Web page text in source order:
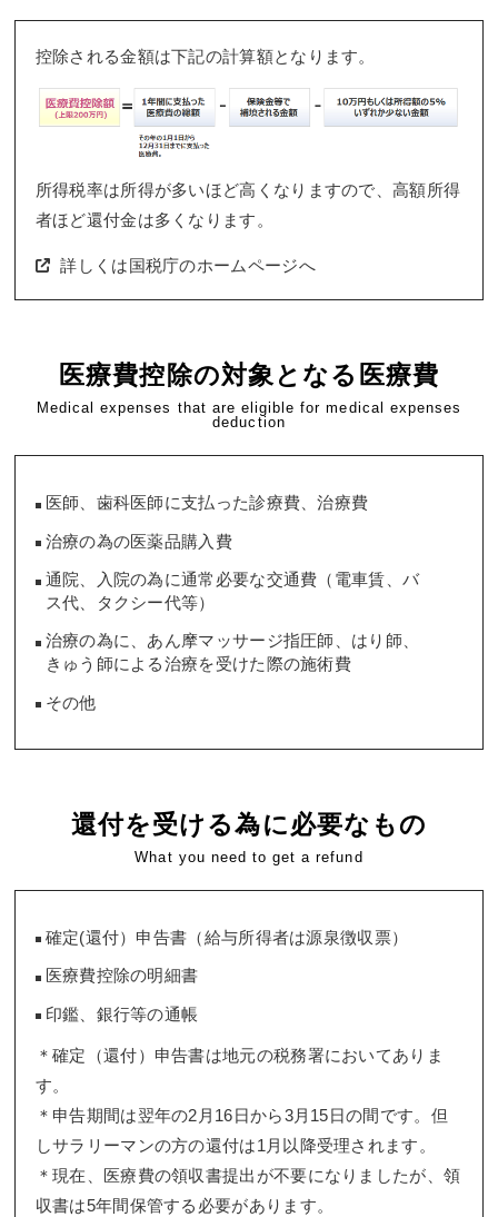
控除される金額は下記の計算額となります。
所得税率は所得が多いほど高くなりますので、高額所得
者ほど還付金は多くなります。
詳しくは国税庁のホームページへ
医療費控除の対象となる医療費
Medical expenses that are eligible for medical expenses
deduction
医師、歯科医師に支払った診療費、治療費
治療の為の医薬品購入費
通院、入院の為に通常必要な交通費（電車賃、バ
ス代、タクシー代等）
治療の為に、あん摩マッサージ指圧師、はり師、
きゅう師による治療を受けた際の施術費
その他
還付を受ける為に必要なもの
What you need to get a refund
確定(還付）申告書（給与所得者は源泉徴収票）
医療費控除の明細書
印鑑、銀行等の通帳
＊確定（還付）申告書は地元の税務署においてありま
す。
＊申告期間は翌年の2月16日から3月15日の間です。但
しサラリーマンの方の還付は1月以降受理されます。
＊現在、医療費の領収書提出が不要になりましたが、領
収書は5年間保管する必要があります。